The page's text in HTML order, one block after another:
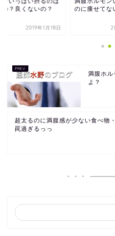
の？良くないの？
2019年1月18日
のに痩せてな
満腹ホル
よ？
超太るのに満腹感が少ない食べ物
罠過ぎるっっ